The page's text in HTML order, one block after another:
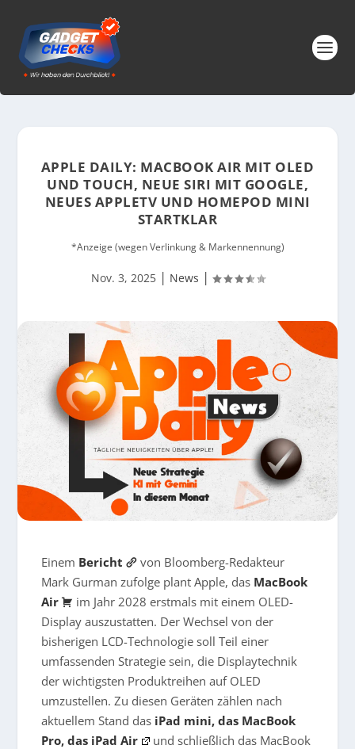
APPLE DAILY: MACBOOK AIR MIT OLED
UND TOUCH, NEUE SIRI MIT GOOGLE,
NEUES APPLETV UND HOMEPOD MINI
STARTKLAR
*Anzeige (wegen Verlinkung & Markennennung)
Nov. 3, 2025| News |
Einem Bericht
von Bloomberg-Redakteur
Mark Gurman zufolge plant Apple, das MacBook
Air
im Jahr 2028 erstmals mit einem OLED-
Display auszustatten. Der Wechsel von der
bisherigen LCD-Technologie soll Teil einer
umfassenden Strategie sein, die Displaytechnik
der wichtigsten Produktreihen auf OLED
umzustellen. Zu diesen Geräten zählen nach
aktuellem Stand das iPad mini, das MacBook
Pro, das iPad Air
und schließlich das MacBook